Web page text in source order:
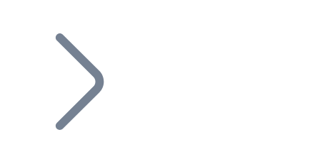
Ajoutez le token de votre projet à notre service